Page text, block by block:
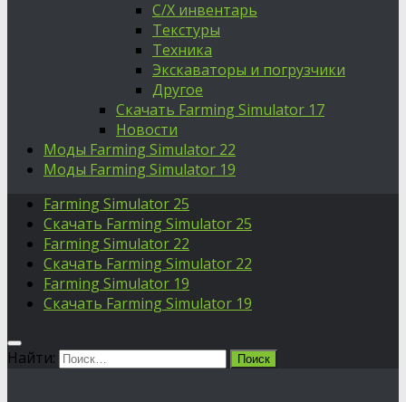
С/Х инвентарь
Текстуры
Техника
Экскаваторы и погрузчики
Другое
Скачать Farming Simulator 17
Новости
Моды Farming Simulator 22
Моды Farming Simulator 19
Farming Simulator 25
Скачать Farming Simulator 25
Farming Simulator 22
Скачать Farming Simulator 22
Farming Simulator 19
Скачать Farming Simulator 19
Найти: